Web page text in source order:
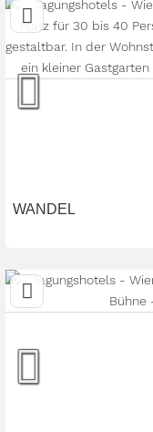
Art der Location:
Tagungsstätte
Seminarteilnehmer: 30
WANDEL
Art der Location: